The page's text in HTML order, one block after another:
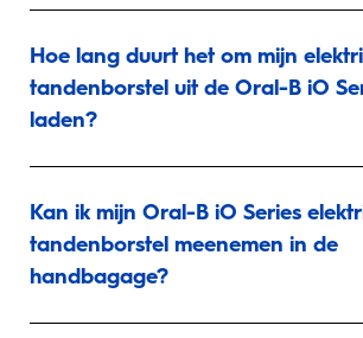
Hoe lang duurt het om mijn
tandenborstel uit de Oral-B iO
laden?
Kan ik mijn Oral-B iO Series
tandenborstel meenemen in de
handbagage?